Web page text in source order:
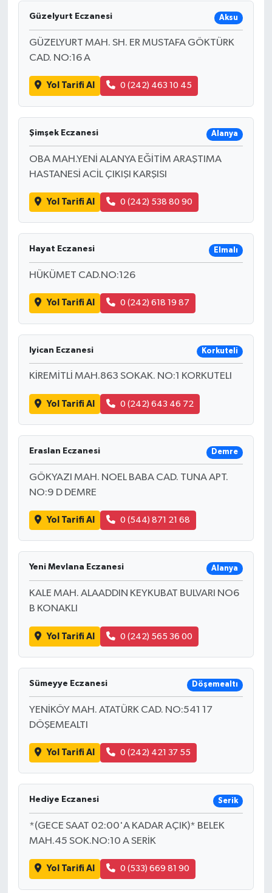
Güzelyurt Eczanesi Aksu
GÜZELYURT MAH. SH. ER MUSTAFA GÖKTÜRK
CAD. NO:16 A
Yol Tarifi Al 0 (242) 463 10 45
Şimşek Eczanesi Alanya
OBA MAH.YENİ ALANYA EĞİTİM ARAŞTIMA
HASTANESİ ACİL ÇIKIŞI KARŞISI
Yol Tarifi Al 0 (242) 538 80 90
Hayat Eczanesi Elmalı
HÜKÜMET CAD.NO:126
Yol Tarifi Al 0 (242) 618 19 87
Iyican Eczanesi Korkuteli
KİREMİTLİ MAH.863 SOKAK. NO:1 KORKUTELI
Yol Tarifi Al 0 (242) 643 46 72
Eraslan Eczanesi Demre
GÖKYAZI MAH. NOEL BABA CAD. TUNA APT.
NO:9 D DEMRE
Yol Tarifi Al 0 (544) 871 21 68
Yeni Mevlana Eczanesi Alanya
KALE MAH. ALAADDIN KEYKUBAT BULVARI NO6
B KONAKLI
Yol Tarifi Al 0 (242) 565 36 00
Sümeyye Eczanesi Döşemealtı
YENİKÖY MAH. ATATÜRK CAD. NO:541 17
DÖŞEMEALTI
Yol Tarifi Al 0 (242) 421 37 55
Hediye Eczanesi Serik
*(GECE SAAT 02:00'A KADAR AÇIK)* BELEK
MAH.45 SOK.NO:10 A SERİK
Yol Tarifi Al 0 (533) 669 81 90